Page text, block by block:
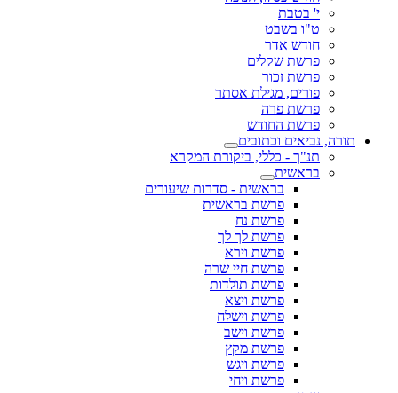
י' בטבת
ט"ו בשבט
חודש אדר
פרשת שקלים
פרשת זכור
פורים, מגילת אסתר
פרשת פרה
פרשת החודש
תורה, נביאים וכתובים
תנ"ך - כללי, ביקורת המקרא
בראשית
בראשית - סדרות שיעורים
פרשת בראשית
פרשת נח
פרשת לך לך
פרשת וירא
פרשת חיי שרה
פרשת תולדות
פרשת ויצא
פרשת וישלח
פרשת וישב
פרשת מקץ
פרשת ויגש
פרשת ויחי